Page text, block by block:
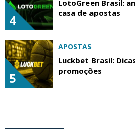
4
LotoGreen Brasil:
casa de apostas
5
APOSTAS
Luckbet Brasil:
promoções